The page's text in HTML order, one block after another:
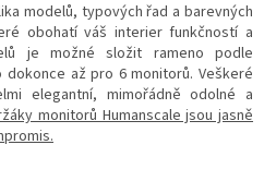
modelů, typových řad a barevných
obohatí váš interier funkčností a
je možné složit rameno podle
až pro 6 monitorů. Veškeré
elegantní, mimořádně odolné a
monitorů Humanscale jsou jasně